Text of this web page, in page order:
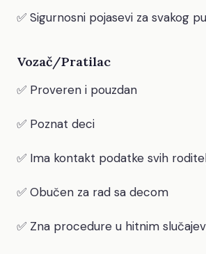
✅ Sigurnosni pojasevi za svakog
Vozač/Pratilac
✅ Proveren i pouzdan
✅ Poznat deci
✅ Ima kontakt podatke svih
✅ Obučen za rad sa decom
✅ Zna procedure u hitnim